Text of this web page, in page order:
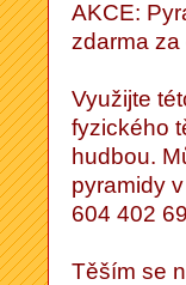
AKCE:
zdarma za
Využijte
fyzického
hudbou.
pyramidy
604 402
Těším se